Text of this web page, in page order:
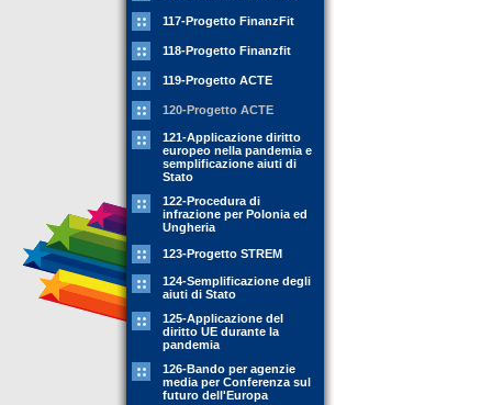
117-Progetto FinanzFit
118-Progetto Finanzfit
119-Progetto ACTE
120-Progetto ACTE
121-Applicazione diritto
europeo nella pandemia e
semplificazione aiuti di
Stato
122-Procedura di
infrazione per Polonia ed
Ungheria
123-Progetto STREM
124-Semplificazione degli
aiuti di Stato
125-Applicazione del
diritto UE durante la
pandemia
126-Bando per agenzie
media per Conferenza sul
futuro dell'Europa